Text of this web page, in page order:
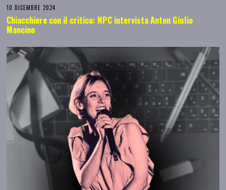
10 DICEMBRE 2024
Chiacchiere con il critico: NPC intervista Anton Giulio
Mancino